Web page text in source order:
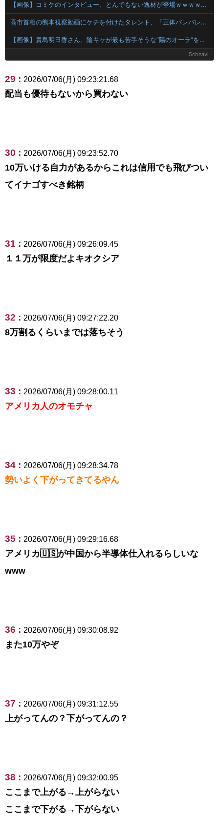
【画像】コミケのインタビュー、とんでもない逸材が登場ｗｗｗｗｗｗ 【Pickup07092041】
高市首相の熊本視察動画にケチを付けたタレント、「正体バレバレよな」と黒電話の呼び方であっさりと……
【画像】貴島明日香さん、陰キャが最も苦手そうな“陽のオーラ”を放つｗｗｗｗ
5chnavi
29 : 2026/07/06(月) 09:23:21.68
配当も優待もないから買わない
30 : 2026/07/06(月) 09:23:52.70
10万いける自力があるからこれは信用でも飛びつい
てイナゴすべき銘柄
31 : 2026/07/06(月) 09:26:09.45
１１万が限度だよキオクシア
32 : 2026/07/06(月) 09:27:22.20
8万割るくらいまでは落ちそう
33 : 2026/07/06(月) 09:28:00.11
アメリカ人のオモチャ
34 : 2026/07/06(月) 09:28:34.78
勢いよく下がってきてるやん
35 : 2026/07/06(月) 09:29:16.68
アメリカ🇺🇸が中国から半導体仕入れるらしいな
www
36 : 2026/07/06(月) 09:30:08.92
また10万やぞ
37 : 2026/07/06(月) 09:31:12.55
上がってんの？下がってんの？
38 : 2026/07/06(月) 09:32:00.95
ここまで上がる→上がらない
ここまで下がる→下がらない